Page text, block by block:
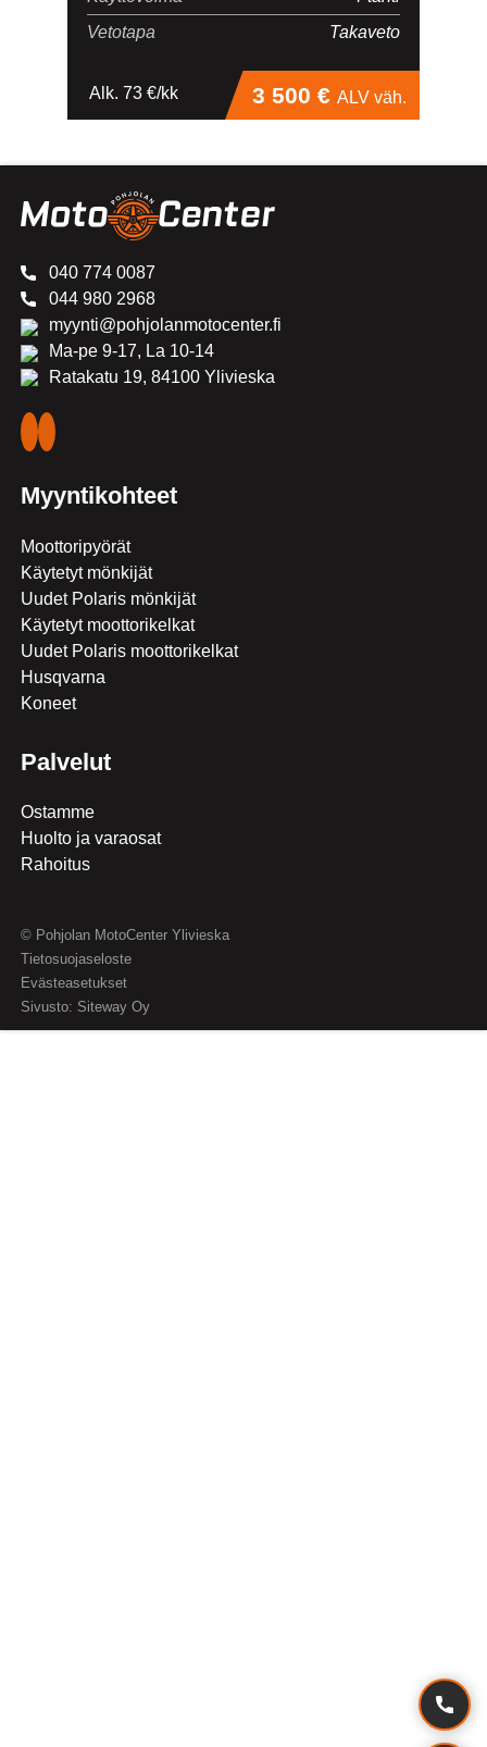
Vetotapa
Takaveto
Alk. 73 €/kk 3 500 €ALV väh.
040 774 0087
044 980 2968
myynti@pohjolanmotocenter.fi
Ma-pe 9-17, La 10-14
Ratakatu 19, 84100 Ylivieska
Myyntikohteet
Moottoripyörät
Käytetyt mönkijät
Uudet Polaris mönkijät
Käytetyt moottorikelkat
Uudet Polaris moottorikelkat
Husqvarna
Koneet
Palvelut
Ostamme
Huolto ja varaosat
Rahoitus
© Pohjolan MotoCenter Ylivieska
Tietosuojaseloste
Evästeasetukset
Sivusto: Siteway Oy